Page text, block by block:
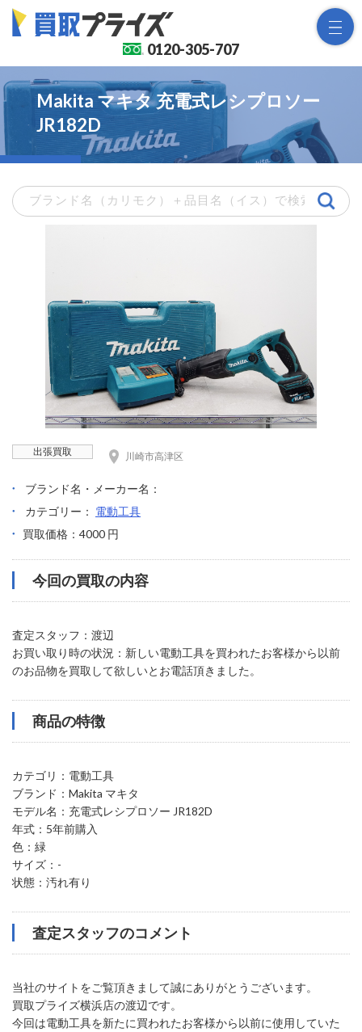
0120-305-707
Makita マキタ 充電式レシプロソー
JR182D
出張買取 川崎市高津区
ブランド名・メーカー名：
カテゴリー： 電動工具
買取価格：4000 円
今回の買取の内容
査定スタッフ：渡辺
お買い取り時の状況：新しい電動工具を買われたお客様から以前
のお品物を買取して欲しいとお電話頂きました。
商品の特徴
カテゴリ：電動工具
ブランド：Makita マキタ
モデル名：充電式レシプロソー JR182D
年式：5年前購入
色：緑
サイズ：-
状態：汚れ有り
査定スタッフのコメント
当社のサイトをご覧頂きまして誠にありがとうございます。
買取プライズ横浜店の渡辺です。
今回は電動工具を新たに買われたお客様から以前に使用していた